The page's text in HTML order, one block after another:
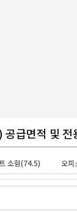
급면적 및 전
소형(74.5) 오피